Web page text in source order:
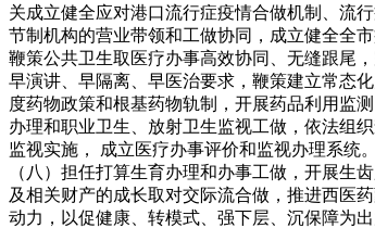
关成立健全应对港口流行症疫情合做机制、流
节制机构的营业带领和工做协同，成立健全全
鞭策公共卫生取医疗办事高效协同、无缝跟尾
早演讲、早隔离、早医治要求，鞭策建立常态
度药物政策和根基药物轨制，开展药品利用监
办理和职业卫生、放射卫生监视工做，依法组
监视实施， 成立医疗办事评价和监视办理系统
（八）担任打算生育办理和办事工做，开展生
及相关财产的成长取对交际流合做，推进西医
动力，以促健康、转模式、强下层、沉保障为